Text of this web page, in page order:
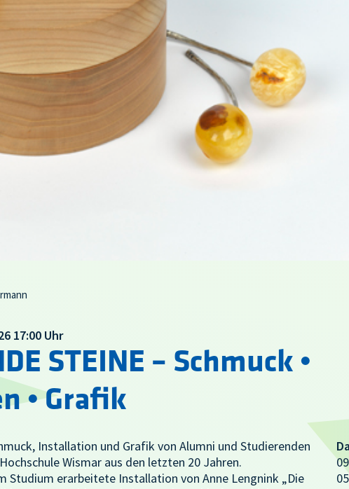
17:00 Uhr
STEINE – Schmuck •
• Grafik
Installation und Grafik von Alumni und Studierenden
Wismar aus den letzten 20 Jahren.
Studium erarbeitete Installation von Anne Lengnink „Die